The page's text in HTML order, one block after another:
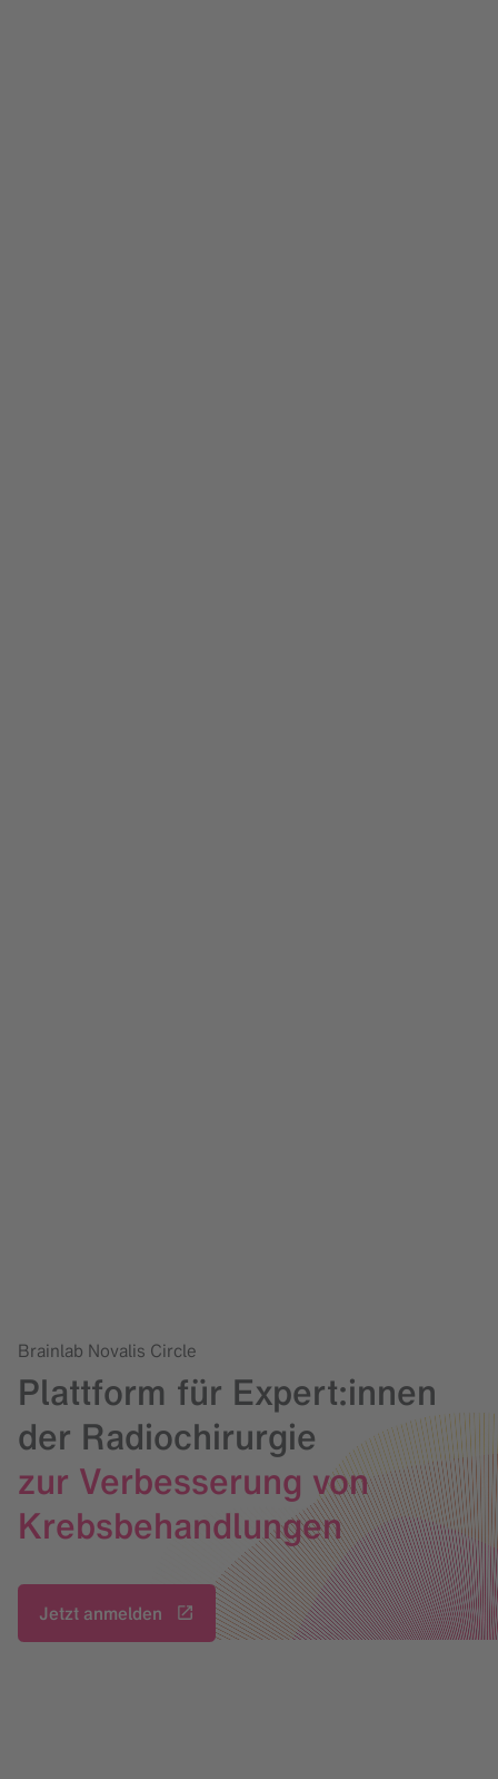
Brainlab Novalis Circle
Plattform für Expert:innen
der Radiochirurgie
zur Verbesserung von
Krebsbehandlungen
Jetzt anmelden